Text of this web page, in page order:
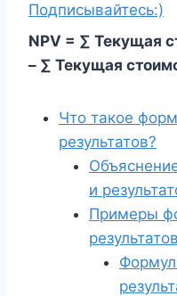
Подписывайтесь:)
NPV = ∑ Текущая
– ∑ Текущая
Что такое
результатов?
и
Примеры
результатов